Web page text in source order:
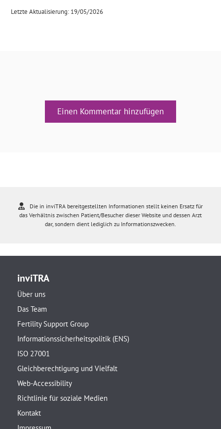
Letzte Aktualisierung: 19/05/2026
Einen Kommentar hinzufügen
Die in inviTRA bereitgestellten Informationen stellt keinen Ersatz für
das Verhältnis zwischen Patient/Besucher dieser Website und dessen Arzt
dar, sondern dient lediglich zu Informationszwecken.
inviTRA
Über uns
Das Team
Fertility Support Group
Informationssicherheitspolitik (ENS)
ISO 27001
Gleichberechtigung und Vielfalt
Web-Accessibility
Richtlinie für soziale Medien
Kontakt